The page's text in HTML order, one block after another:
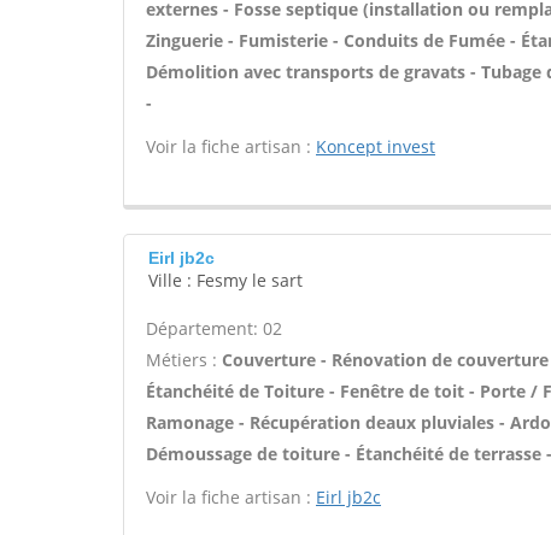
externes - Fosse septique (installation ou
Zinguerie - Fumisterie - Conduits de Fumée -
Démolition avec transports de gravats -
-
Voir la fiche artisan : Koncept invest
Eirl jb2c
Ville : Fesmy le sart
Département: 02
Métiers : Couverture - Rénovation de
Étanchéité de Toiture - Fenêtre de toit - Porte /
Ramonage - Récupération deaux pluviales -
Démoussage de toiture - Étanchéité de terrasse -
Voir la fiche artisan : Eirl jb2c